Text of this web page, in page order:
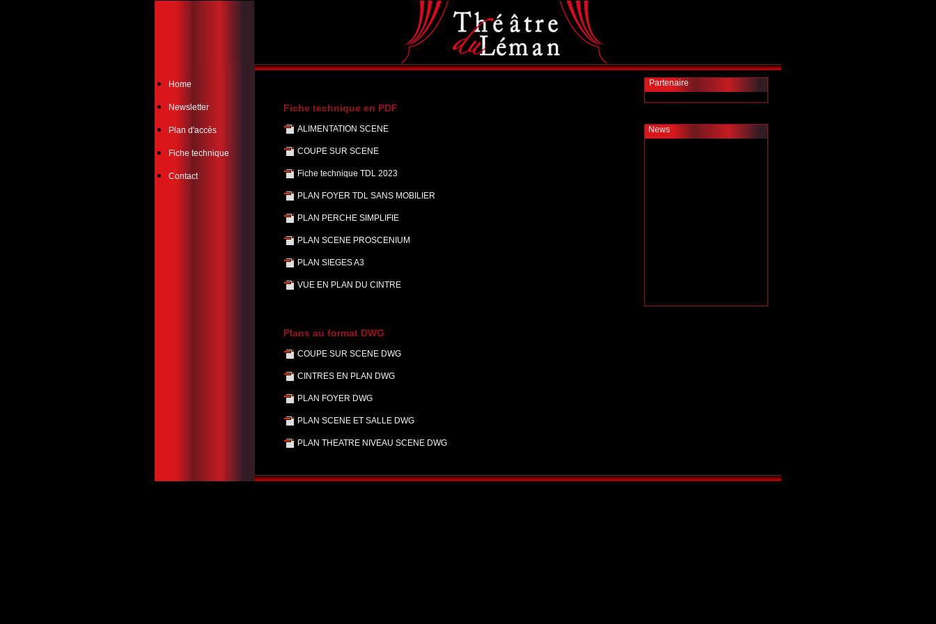
Home
Newsletter
Plan d'accès
Fiche technique
Contact
Fiche technique en PDF
ALIMENTATION SCENE
COUPE SUR SCENE
Fiche technique TDL 2023
PLAN FOYER TDL SANS MOBILIER
PLAN PERCHE SIMPLIFIE
PLAN SCENE PROSCENIUM
PLAN SIEGES A3
VUE EN PLAN DU CINTRE
Plans au format DWG
COUPE SUR SCENE DWG
CINTRES EN PLAN DWG
PLAN FOYER DWG
PLAN SCENE ET SALLE DWG
PLAN THEATRE NIVEAU SCENE DWG
Partenaire
News